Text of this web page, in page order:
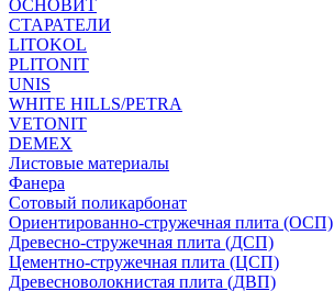
ОСНОВИТ
СТАРАТЕЛИ
LITOKOL
PLITONIT
UNIS
WHITE HILLS/PETRA
VETONIT
DEMEX
Листовые материалы
Фанера
Сотовый поликарбонат
Ориентированно-стружечная плита (ОСП)
Древесно-стружечная плита (ДСП)
Цементно-стружечная плита (ЦСП)
Древесноволокнистая плита (ДВП)